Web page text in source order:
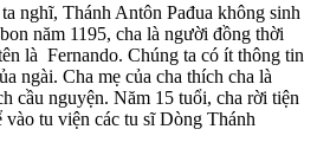
nghĩ, Thánh Antôn Pađua không sinh
năm 1195, cha là người đồng thời
là Fernando. Chúng ta có ít thông tin
ngài. Cha mẹ của cha thích cha là
cầu nguyện. Năm 15 tuổi, cha rời tiện
vào tu viện các tu sĩ Dòng Thánh